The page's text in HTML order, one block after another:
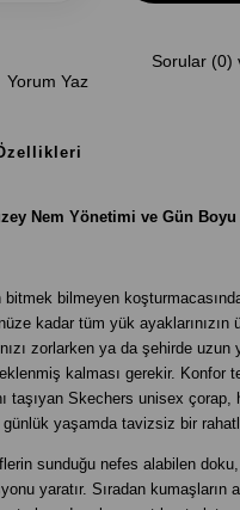
Yorum Yaz
Sorular (0)
Nem Yönetimi ve Gün
bitmek bilmeyen
kadar tüm yük
zorlarken ya da şehirde
kalması gerekir. Konfor
taşıyan Skechers unisex
günlük yaşamda tavizsiz bir
sunduğu nefes alabilen
yaratır. Sıradan